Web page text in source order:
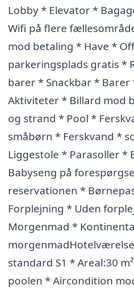
Lobby * Elevator *
Wifi på flere
mod betaling * Have *
parkeringsplads gratis *
barer * Snackbar * Barer
Aktiviteter * Billard mod
og strand * Pool *
småbørn * Ferskvand *
Liggestole * Parasoller *
Babyseng på
reservationen *
Forplejning * Uden
Morgenmad *
standard S1 * Areal:30
poolen * Aircondition